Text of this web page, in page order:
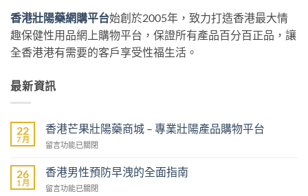
香港壯陽藥網購平台始創於2005年，致力打造香港最大情
趣保健性用品網上購物平台，保證所有產品百分百正品，讓
全香港港有需要的客戶享受性福生活。
最新資訊
22
7 月
香港芒果壯陽藥商城 – 專業壯陽產品購物平台
在
港
芒
果
留言功能已關閉
26
1 月
香港男性預防早洩的全面指南
在
留言功能已關閉